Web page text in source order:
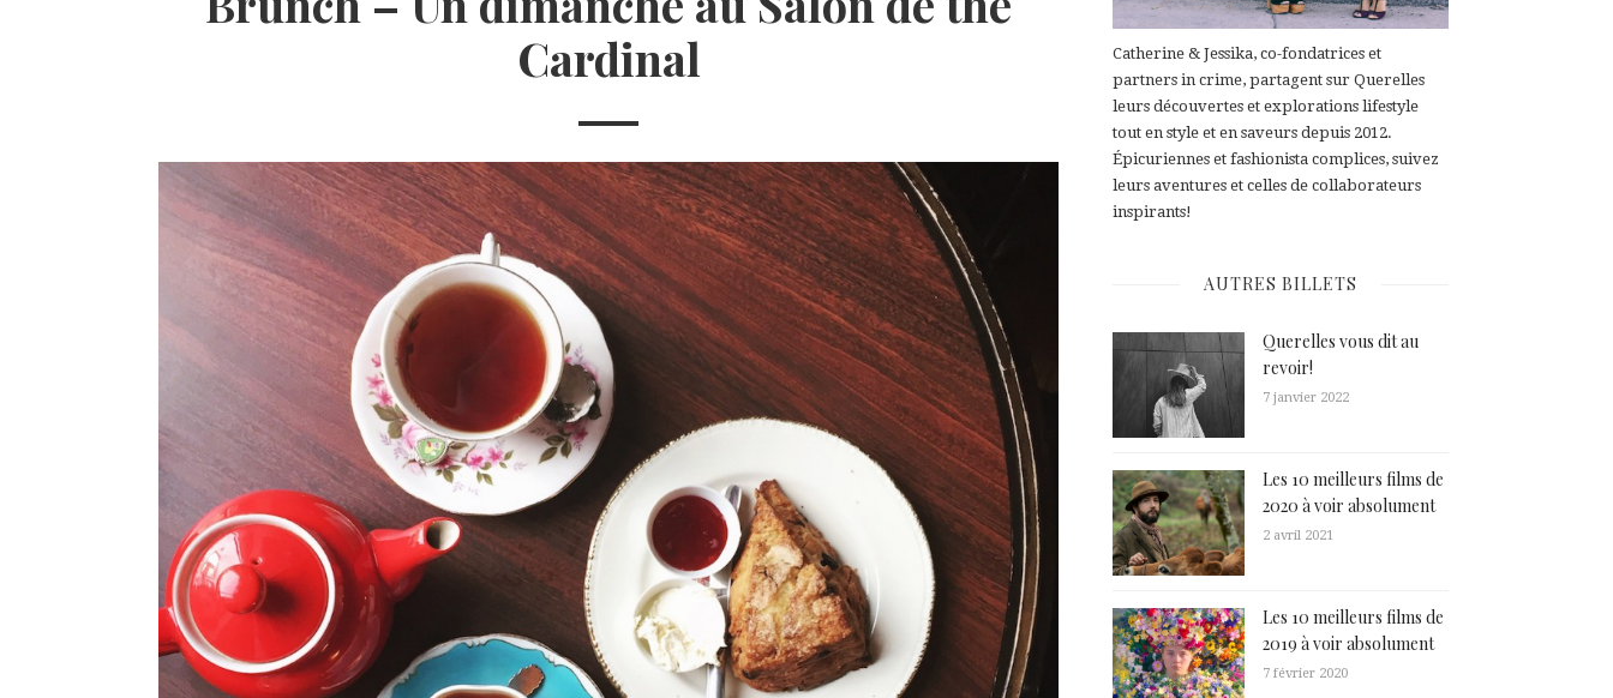
Cardinal
Catherine & Jessika, co-fondatrices et
partners in crime, partagent sur Querelles
leurs découvertes et explorations lifestyle
tout en style et en saveurs depuis 2012.
Épicuriennes et fashionista complices, suivez
leurs aventures et celles de collaborateurs
inspirants!
AUTRES BILLETS
Querelles vous dit au
revoir!
7 janvier 2022
Les 10 meilleurs films de
2020 à voir absolument
2 avril 2021
Les 10 meilleurs films de
2019 à voir absolument
7 février 2020